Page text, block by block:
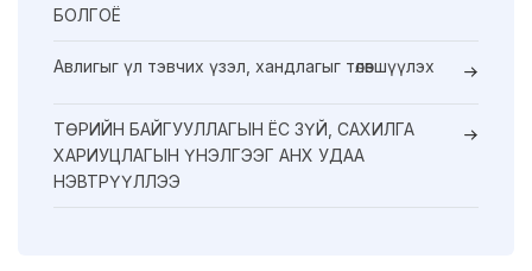
БОЛГОЁ
Авлигыг үл тэвчих үзэл, хандлагыг төлөвшүүлэх
ТӨРИЙН БАЙГУУЛЛАГЫН ЁС ЗҮЙ, САХИЛГА
ХАРИУЦЛАГЫН ҮНЭЛГЭЭГ АНХ УДАА
НЭВТРҮҮЛЛЭЭ